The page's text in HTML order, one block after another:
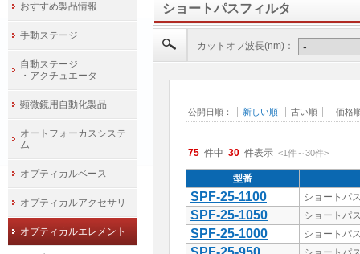
ショートパスフィルタ
カットオフ波長(nm)：
公開日順： 新しい順 古い順 価格
75 件中 30 件表示 <1件～30件>
型番
SPF-25-1100 ショートパ
SPF-25-1050 ショートパ
SPF-25-1000 ショートパ
おすすめ製品情報
手動ステージ
自動ステージ
・アクチュエータ
顕微鏡用自動化製品
オートフォーカスシステ
ム
オプティカルベース
オプティカルアクセサリ
オプティカルエレメント